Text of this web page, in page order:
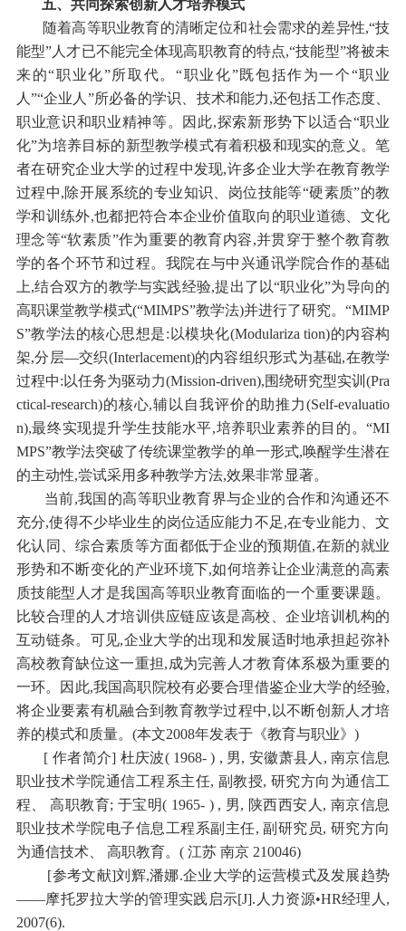
五、共同探索创新人才培养模式
随着高等职业教育的清晰定位和社会需求的差异性,“技
能型”人才已不能完全体现高职教育的特点,“技能型”将被未
来的“职业化”所取代。“职业化”既包括作为一个“职业
人”“企业人”所必备的学识、技术和能力,还包括工作态度、
职业意识和职业精神等。因此,探索新形势下以适合“职业
化”为培养目标的新型教学模式有着积极和现实的意义。笔
者在研究企业大学的过程中发现,许多企业大学在教育教学
过程中,除开展系统的专业知识、岗位技能等“硬素质”的教
学和训练外,也都把符合本企业价值取向的职业道德、文化
理念等“软素质”作为重要的教育内容,并贯穿于整个教育教
学的各个环节和过程。我院在与中兴通讯学院合作的基础
上,结合双方的教学与实践经验,提出了以“职业化”为导向的
高职课堂教学模式(“MIMPS”教学法)并进行了研究。“MIMP
S”教学法的核心思想是:以模块化(Modulariza tion)的内容构
架,分层—交织(Interlacement)的内容组织形式为基础,在教学
过程中:以任务为驱动力(Mission-driven),围绕研究型实训(Pra
ctical-research)的核心,辅以自我评价的助推力(Self-evaluatio
n),最终实现提升学生技能水平,培养职业素养的目的。“MI
MPS”教学法突破了传统课堂教学的单一形式,唤醒学生潜在
的主动性,尝试采用多种教学方法,效果非常显著。
当前,我国的高等职业教育界与企业的合作和沟通还不
充分,使得不少毕业生的岗位适应能力不足,在专业能力、文
化认同、综合素质等方面都低于企业的预期值,在新的就业
形势和不断变化的产业环境下,如何培养让企业满意的高素
质技能型人才是我国高等职业教育面临的一个重要课题。
比较合理的人才培训供应链应该是高校、企业培训机构的
互动链条。可见,企业大学的出现和发展适时地承担起弥补
高校教育缺位这一重担,成为完善人才教育体系极为重要的
一环。因此,我国高职院校有必要合理借鉴企业大学的经验,
将企业要素有机融合到教育教学过程中,以不断创新人才培
养的模式和质量。(本文2008年发表于《教育与职业》)
[ 作者简介] 杜庆波( 1968- ) , 男, 安徽萧县人, 南京信息
职业技术学院通信工程系主任, 副教授, 研究方向为通信工
程、 高职教育; 于宝明( 1965- ) , 男, 陕西西安人, 南京信息
职业技术学院电子信息工程系副主任, 副研究员, 研究方向
为通信技术、 高职教育。 ( 江苏 南京 210046)
[参考文献]刘辉,潘娜.企业大学的运营模式及发展趋势
——摩托罗拉大学的管理实践启示[J].人力资源•HR经理人,
2007(6).